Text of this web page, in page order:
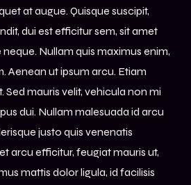
at augue. Quisque suscipit,
dui est efficitur sem, sit amet
neque. Nullam quis maximus enim,
Aenean ut ipsum arcu. Etiam
Sed mauris velit, vehicula non mi
dui. Nullam malesuada id arcu
justo quis venenatis
arcu efficitur, feugiat mauris ut,
mattis dolor ligula, id facilisis